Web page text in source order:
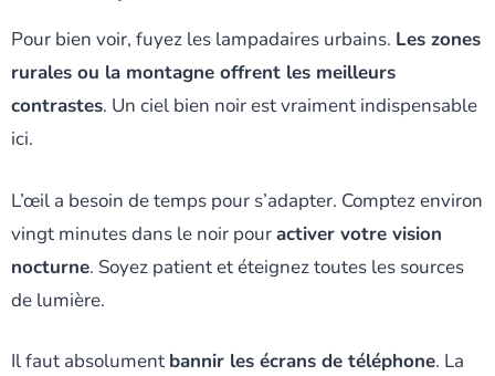
Pour bien voir, fuyez les lampadaires urbains. Les zones
rurales ou la montagne offrent les meilleurs
contrastes. Un ciel bien noir est vraiment indispensable
ici.
L’œil a besoin de temps pour s’adapter. Comptez environ
vingt minutes dans le noir pouractiver votre vision
nocturne. Soyez patient et éteignez toutes les sources
de lumière.
Il faut absolument bannir les écrans de téléphone. La